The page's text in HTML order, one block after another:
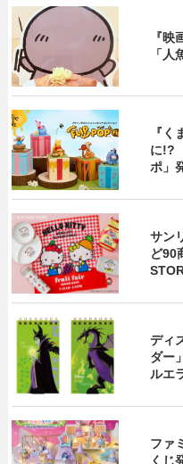
『
「
『
に!?
ポ」
サン
ど90
ディ
ダー
ルエ
ファ
くじ